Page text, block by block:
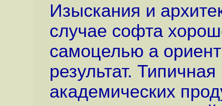
Изыскания и
случае софта
самоцелью а
результат.
академических